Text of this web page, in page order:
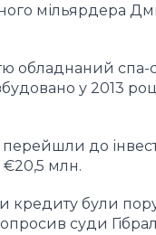
мільярдера
обладнаний
у 2013
до
млн.
кредиту були
суди